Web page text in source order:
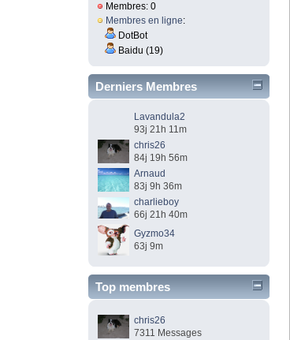
Membres: 0
Membres en ligne:
DotBot
Baidu (19)
Derniers Membres
Lavandula2
93j 21h 11m
chris26
84j 19h 56m
Arnaud
83j 9h 36m
charlieboy
66j 21h 40m
Gyzmo34
63j 9m
Top membres
chris26
7311 Messages